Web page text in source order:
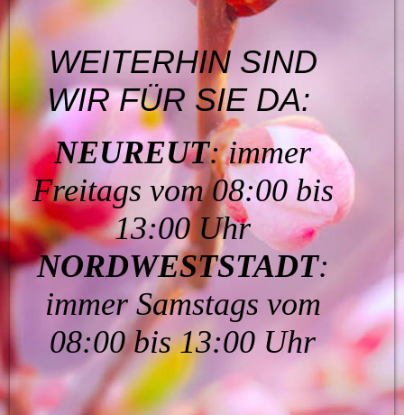
WEITERHIN SIND
WIR FÜR SIE DA:
NEUREUT: immer
Freitags vom 08:00 bis
13:00 Uhr
NORDWESTSTADT:
immer Samstags vom
08:00 bis 13:00 Uhr